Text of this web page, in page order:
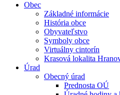
Obec
Základné informácie
História obce
Obyvateľstvo
Symboly obce
Virtuálny cintorín
Krasová lokalita
Úrad
Obecný úrad
Prednosta OÚ